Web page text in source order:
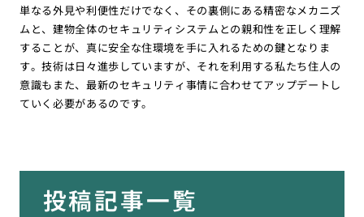
単なる外見や利便性だけでなく、その裏側にある精密なメカニズ
ムと、建物全体のセキュリティシステムとの親和性を正しく理解
することが、真に安全な住環境を手に入れるための鍵となりま
す。技術は日々進歩していますが、それを利用する私たち住人の
意識もまた、最新のセキュリティ事情に合わせてアップデートし
ていく必要があるのです。
投稿記事一覧